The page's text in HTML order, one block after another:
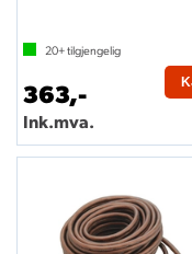
20+tilgjengelig
363,-
Ink.mva.